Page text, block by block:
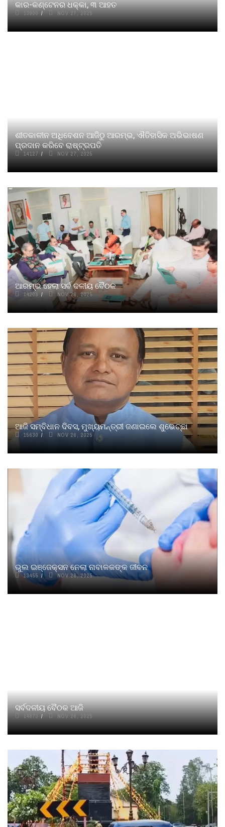
କାର-କଣ୍ଟେନର ଧକ୍କା, ୩ ଆହତ
13900 NOV 27, 2025
ଶୀତକାଳୀନ ଅଧିବେଶନ ଆଜିଠୁ ଆରମ୍ଭ, ଐତିହାସିକ ଅଭିଭାଷଣ
ପ୍ରଦାନ କରିବେ ରାଷ୍ଟ୍ରପତି
14127 NOV 27, 2025
ଆରମ୍ଭ ହେଲା ସର୍ବ ଦଳୀୟ ବୈଠକ
14208 NOV 26, 2025
ଆଜି ସମ୍ବିଧାନ ଦିବସ, ମୁଖ୍ୟମନ୍ତ୍ରୀ ଜଣାଇଲେ ଶୁଭେଚ୍ଛା
15630 NOV 26, 2025
ଭୁଲ ଇଞ୍ଜେକ୍ସନ ନେଲା ନାବାଳକଙ୍କ ଜୀବନ
13455 NOV 26, 2025
ସର୍ବଦଳୀୟ ବୈଠକ ଆଜି
14873 NOV 26, 2025